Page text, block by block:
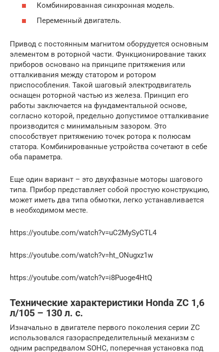
Комбинированная синхронная модель.
Переменный двигатель.
Привод с постоянным магнитом оборудуется основным
элементом в роторной части. Функционирование таких
приборов основано на принципе притяжения или
отталкивания между статором и ротором
приспособления. Такой шаговый электродвигатель
оснащен роторной частью из железа. Принцип его
работы заключается на фундаментальной основе,
согласно которой, предельно допустимое отталкивание
производится с минимальным зазором. Это
способствует притяжению точек ротора к полюсам
статора. Комбинированные устройства сочетают в себе
оба параметра.
Еще один вариант – это двухфазные моторы шагового
типа. Прибор представляет собой простую конструкцию,
может иметь два типа обмотки, легко устанавливается
в необходимом месте.
https://youtube.com/watch?v=uC2MySyCTL4
https://youtube.com/watch?v=ht_ONugxz1w
https://youtube.com/watch?v=i8Puoge4HtQ
Технические характеристики Honda ZC 1,6
л/105 – 130 л. с.
Изначально в двигателе первого поколения серии ZC
использовался газораспределительный механизм с
одним распредвалом SOHC, поперечная установка под